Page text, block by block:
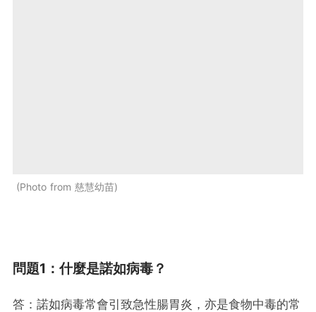
Photo from 慈慧幼苗
問題1：什麼是諾如病毒？
答：諾如病毒常會引致急性腸胃炎，亦是食物中毒的常